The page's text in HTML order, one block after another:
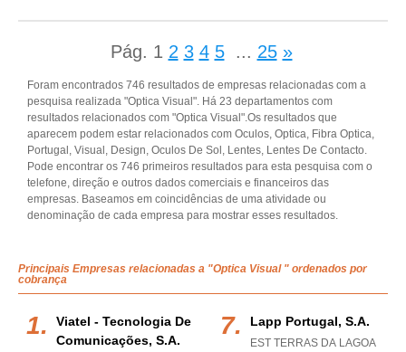
Pág. 1 2 3 4 5 ... 25 »
Foram encontrados 746 resultados de empresas relacionadas com a
pesquisa realizada "Optica Visual". Há 23 departamentos com
resultados relacionados com "Optica Visual".Os resultados que
aparecem podem estar relacionados com Oculos, Optica, Fibra Optica,
Portugal, Visual, Design, Oculos De Sol, Lentes, Lentes De Contacto.
Pode encontrar os 746 primeiros resultados para esta pesquisa com o
telefone, direção e outros dados comerciais e financeiros das
empresas. Baseamos em coincidências de uma atividade ou
denominação de cada empresa para mostrar esses resultados.
Principais Empresas relacionadas a "Optica Visual " ordenados por
cobrança
Viatel - Tecnologia De
Comunicações, S.a.
Lapp Portugal, S.a.
EST TERRAS DA LAGOA